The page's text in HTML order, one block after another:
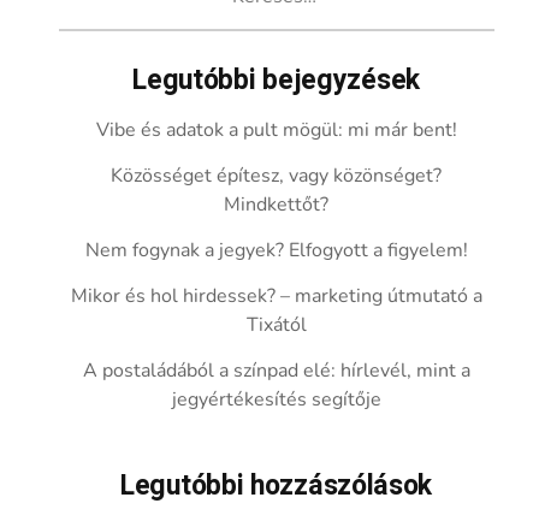
Legutóbbi bejegyzések
Vibe és adatok a pult mögül: mi már bent!
Közösséget építesz, vagy közönséget?
Mindkettőt?
Nem fogynak a jegyek? Elfogyott a figyelem!
Mikor és hol hirdessek? – marketing útmutató a
Tixától
A postaládából a színpad elé: hírlevél, mint a
jegyértékesítés segítője
Legutóbbi hozzászólások